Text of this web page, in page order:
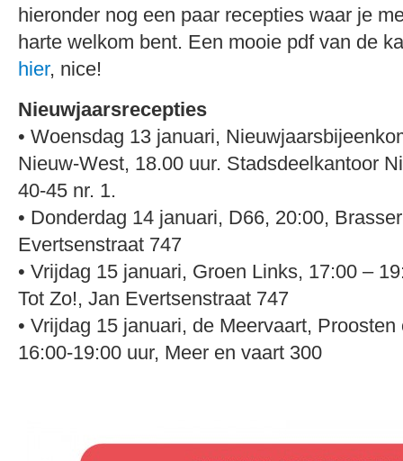
hieronder nog een paar recepties waar je
harte welkom bent. Een mooie pdf van de
hier, nice!
Nieuwjaarsrecepties
• Woensdag 13 januari,
Nieuw-West, 18.00 uur. Stadsdeelkantoor
40-45 nr. 1.
• Donderdag 14 januari, D66, 20:00,
Evertsenstraat 747
• Vrijdag 15 januari, Groen Links, 17:00 –
Tot Zo!, Jan Evertsenstraat 747
• Vrijdag 15 januari, de Meervaart,
16:00-19:00 uur, Meer en vaart 300